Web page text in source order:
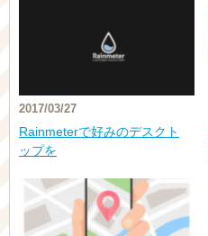
2017/03/27
Rainmeterで好みのデスクト
ップを